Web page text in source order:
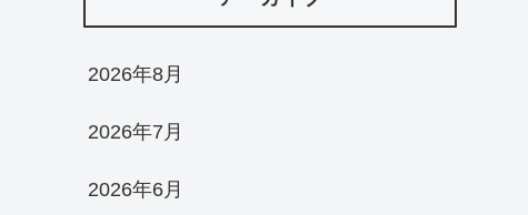
2026年8月
2026年7月
2026年6月